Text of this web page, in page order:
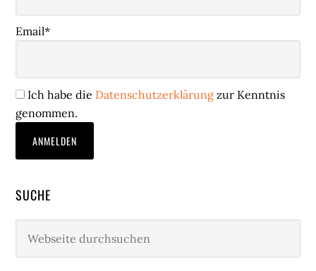
Email*
Ich habe die Datenschutzerklärung zur Kenntnis
genommen.
SUCHE
durchsuchen